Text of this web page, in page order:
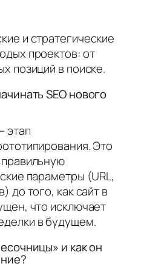
и стратегические
проектов: от
позиций в поиске.
SEO нового
этап
Это
параметры (URL,
до того, как сайт в
что исключает
в будущем.
и как он